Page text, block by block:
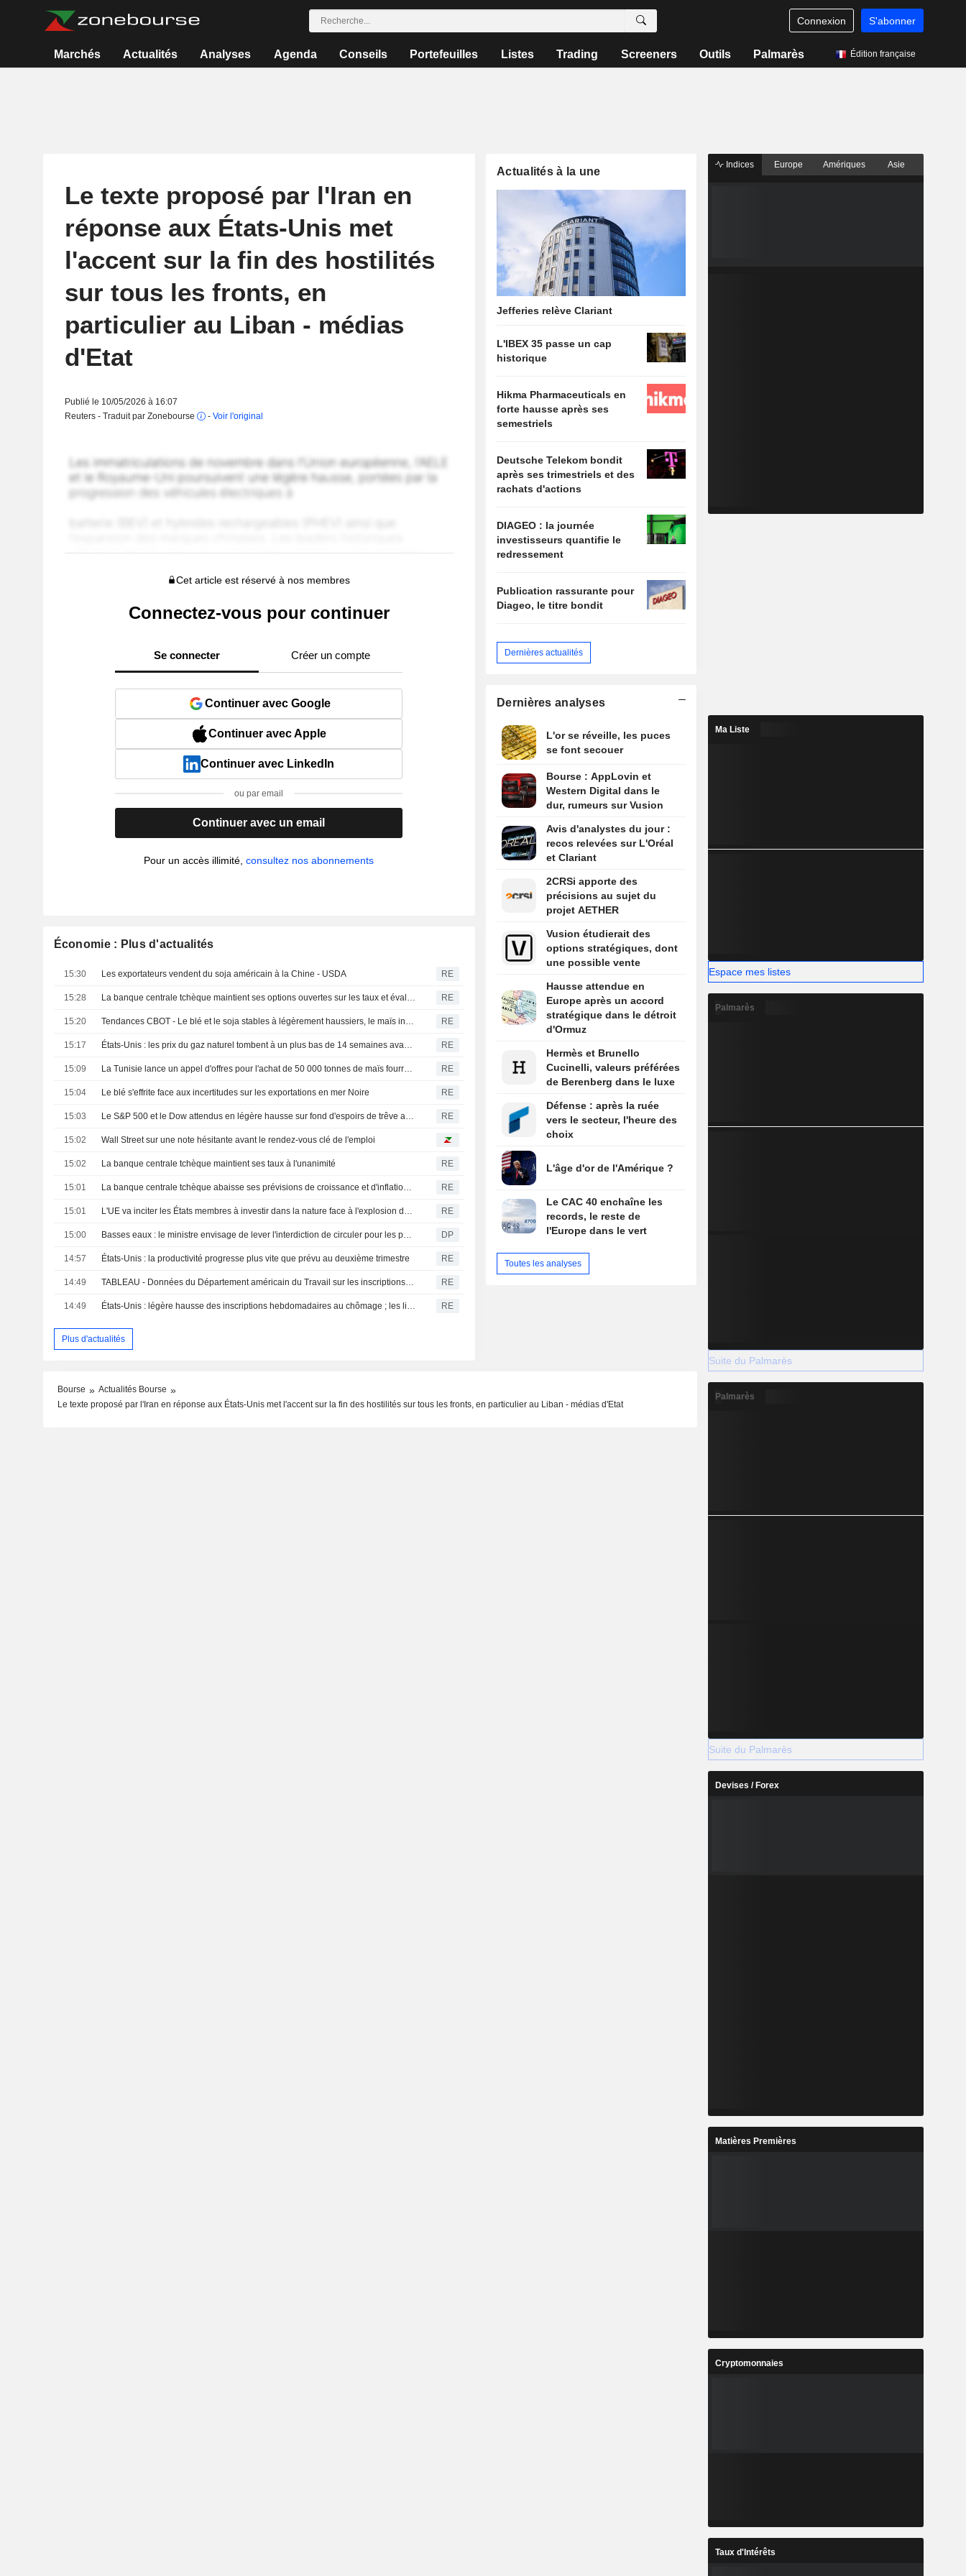
Connexion S'abonner
Marchés Actualités Analyses Agenda Conseils Portefeuilles Listes Trading Screeners Outils Palmarès Édition française
Le texte proposé par l'Iran en
réponse aux États-Unis met
l'accent sur la fin des hostilités
sur tous les fronts, en
particulier au Liban - médias
d'Etat
Publié le 10/05/2026 à 16:07
Reuters - Traduit par Zonebourse
- Voir l'original
Cet article est réservé à nos membres
Connectez-vous pour continuer
Se connecter Créer un compte
Continuer avec Google
Continuer avec Apple
Continuer avec LinkedIn
ou par email
Continuer avec un email
Pour un accès illimité,consultez nos abonnements
Économie : Plus d'actualités
15:30 Les exportateurs vendent du soja américain à la Chine - USDA RE
15:28 La banque centrale tchèque maintient ses options ouvertes sur les taux et évalue les nouvelles données, selon son gouverneur RE
15:20 Tendances CBOT - Le blé et le soja stables à légèrement haussiers, le maïs inchangé à mitigé RE
15:17 États-Unis : les prix du gaz naturel tombent à un plus bas de 14 semaines avant le rapport sur les stocks RE
15:09 La Tunisie lance un appel d'offres pour l'achat de 50 000 tonnes de maïs fourrager, selon des négociants RE
15:04 Le blé s'effrite face aux incertitudes sur les exportations en mer Noire RE
15:03 Le S&P 500 et le Dow attendus en légère hausse sur fond d'espoirs de trêve au Moyen-Orient ; les semi-conducteurs et les logiciels décrochent RE
15:02 Wall Street sur une note hésitante avant le rendez-vous clé de l'emploi
15:02 La banque centrale tchèque maintient ses taux à l'unanimité RE
15:01 La banque centrale tchèque abaisse ses prévisions de croissance et d'inflation pour 2026 RE
15:01 L'UE va inciter les États membres à investir dans la nature face à l'explosion du coût des incendies RE
15:00 Basses eaux : le ministre envisage de lever l'interdiction de circuler pour les poids lourds DP
14:57 États-Unis : la productivité progresse plus vite que prévu au deuxième trimestre RE
14:49 TABLEAU - Données du Département américain du Travail sur les inscriptions au chômage RE
14:49 États-Unis : légère hausse des inscriptions hebdomadaires au chômage ; les licenciements prévus reculent en juillet RE
Plus d'actualités
Actualités à la une
Jefferies relève Clariant
L'IBEX 35 passe un cap
historique
Hikma Pharmaceuticals en
forte hausse après ses
semestriels
Deutsche Telekom bondit
après ses trimestriels et des
rachats d'actions
DIAGEO : la journée
investisseurs quantifie le
redressement
Publication rassurante pour
Diageo, le titre bondit
Dernières actualités
Dernières analyses
L'or se réveille, les puces
se font secouer
Bourse : AppLovin et
Western Digital dans le
dur, rumeurs sur Vusion
Avis d'analystes du jour :
recos relevées sur L'Oréal
et Clariant
2CRSi apporte des
précisions au sujet du
projet AETHER
Vusion étudierait des
options stratégiques, dont
une possible vente
Hausse attendue en
Europe après un accord
stratégique dans le détroit
d'Ormuz
Hermès et Brunello
Cucinelli, valeurs préférées
de Berenberg dans le luxe
Défense : après la ruée
vers le secteur, l'heure des
choix
L'âge d'or de l'Amérique ?
Le CAC 40 enchaîne les
records, le reste de
l'Europe dans le vert
Toutes les analyses
Bourse
Actualités Bourse
Le texte proposé par l'Iran en réponse aux États-Unis met l'accent sur la fin des hostilités sur tous les fronts, en particulier au Liban - médias d'Etat
Indices Europe Amériques Asie
Ma Liste
Espace mes listes
Palmarès
Suite du Palmarès
Palmarès
Suite du Palmarès
Devises / Forex
Matières Premières
Cryptomonnaies
Taux d'Intérêts